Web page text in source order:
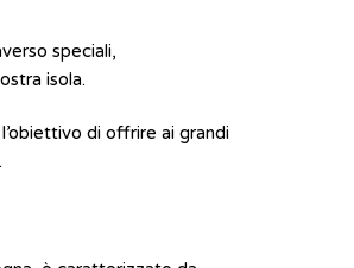
speciali,
isola.
di offrire ai grandi